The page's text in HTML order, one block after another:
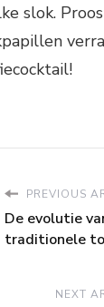
slok.
PREVIOUS
De evolutie
traditionele
NEXT